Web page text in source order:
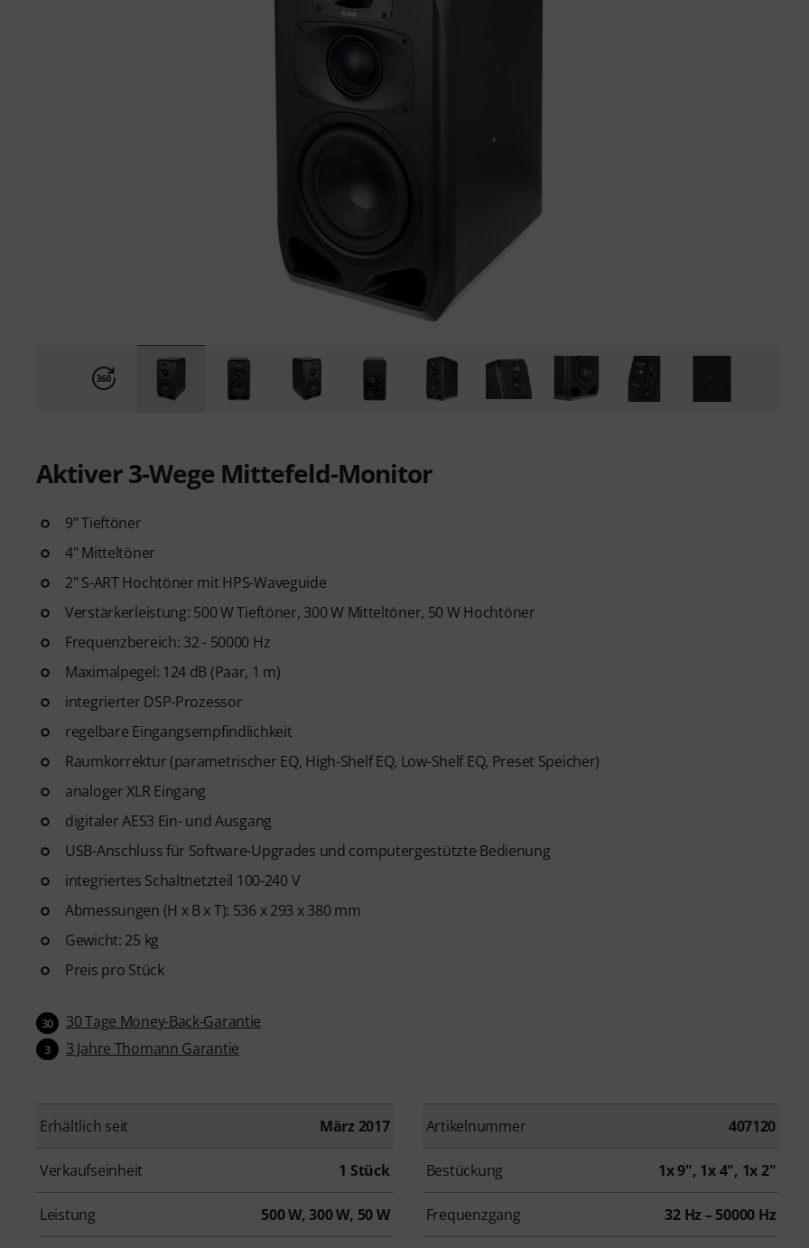
Aktiver 3-Wege Mittefeld-Monitor
9" Tieftöner
4" Mitteltöner
2" S-ART Hochtöner mit HPS-Waveguide
Verstärkerleistung: 500 W Tieftöner, 300 W Mitteltöner, 50 W Hochtöner
Frequenzbereich: 32 - 50000 Hz
Maximalpegel: 124 dB (Paar, 1 m)
integrierter DSP-Prozessor
regelbare Eingangsempfindlichkeit
Raumkorrektur (parametrischer EQ, High-Shelf EQ, Low-Shelf EQ, Preset Speicher)
analoger XLR Eingang
digitaler AES3 Ein- und Ausgang
USB-Anschluss für Software-Upgrades und computergestützte Bedienung
integriertes Schaltnetzteil 100-240 V
Abmessungen (H x B x T): 536 x 293 x 380 mm
Gewicht: 25 kg
Preis pro Stück
30 30 Tage Money-Back-Garantie
3 3 Jahre Thomann Garantie
Erhältlich seit März 2017 Artikelnummer 407120
Verkaufseinheit 1 Stück Bestückung 1x 9", 1x 4", 1x 2"
Leistung 500 W, 300 W, 50 W Frequenzgang 32 Hz – 50000 Hz